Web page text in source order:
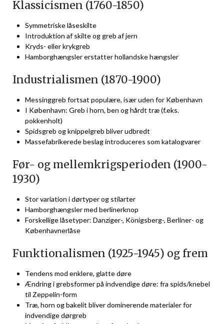
Klassicismen (1760-1850)
Symmetriske låseskilte
Introduktion af skilte og greb af jern
Kryds- eller krykgreb
Hamborghængsler erstatter hollandske hængsler
Industrialismen (1870-1900)
Messinggreb fortsat populære, især uden for København
I København: Greb i horn, ben og hårdt træ (f.eks.
pokkenholt)
Spidsgreb og knippelgreb bliver udbredt
Massefabrikerede beslag introduceres som katalogvarer
Før- og mellemkrigsperioden (1900-
1930)
Stor variation i dørtyper og stilarter
Hamborghængsler med berlinerknop
Forskellige låsetyper: Danziger-, Königsberg-, Berliner- og
Københavnerlåse
Funktionalismen (1925-1945) og frem
Tendens mod enklere, glatte døre
Ændring i grebsformer på indvendige døre: fra spids/knebel
til Zeppelin-form
Træ, horn og bakelit bliver dominerende materialer for
indvendige dørgreb